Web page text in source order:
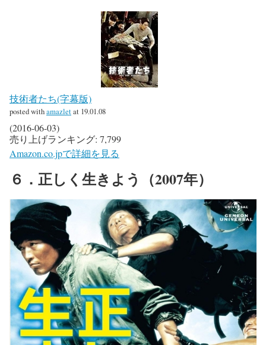
技術者たち(字幕版)
posted withamazletat 19.01.08
(2016-06-03)
売り上げランキング: 7,799
Amazon.co.jpで詳細を見る
６．正しく生きよう（2007年）